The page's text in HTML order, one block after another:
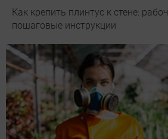
Как крепить плинтус к стене:
пошаговые инструкции